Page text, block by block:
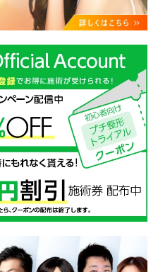
る他の医療機関、検査機関
医療サービス・販売する医
のアンケートの送受信及び
クセス履歴、閲覧記録等に
を分析した情報を使用して
容確認及びその対応のた
分析及び症例研究のため
のため